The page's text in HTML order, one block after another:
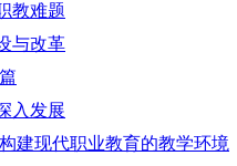
教难题
与改革
入发展
建现代职业教育的教学环境